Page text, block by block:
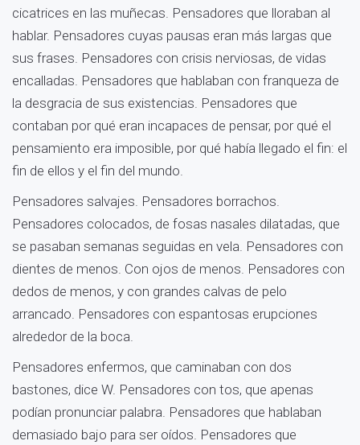
cicatrices en las muñecas. Pensadores que lloraban al
hablar. Pensadores cuyas pausas eran más largas que
sus frases. Pensadores con crisis nerviosas, de vidas
encalladas. Pensadores que hablaban con franqueza de
la desgracia de sus existencias. Pensadores que
contaban por qué eran incapaces de pensar, por qué el
pensamiento era imposible, por qué había llegado el fin: el
fin de ellos y el fin del mundo.
Pensadores salvajes. Pensadores borrachos.
Pensadores colocados, de fosas nasales dilatadas, que
se pasaban semanas seguidas en vela. Pensadores con
dientes de menos. Con ojos de menos. Pensadores con
dedos de menos, y con grandes calvas de pelo
arrancado. Pensadores con espantosas erupciones
alrededor de la boca.
Pensadores enfermos, que caminaban con dos
bastones, dice W. Pensadores con tos, que apenas
podían pronunciar palabra. Pensadores que hablaban
demasiado bajo para ser oídos. Pensadores que